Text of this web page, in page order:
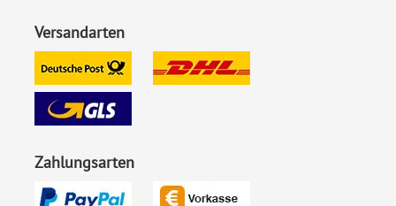
Versandarten
Zahlungsarten